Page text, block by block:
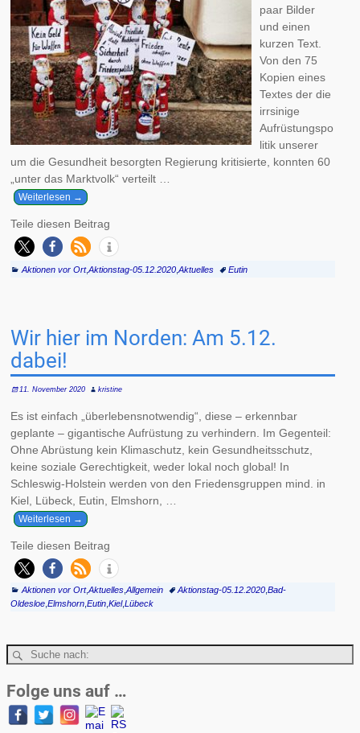
paar Bilder
und einen
kurzen Text.
Von den 75
Kopien eines
Textes der die
irrsinige
Aufrüstungspo
litik unserer
um die Gesundheit besorgten Regierung kritisierte, konnten 60
„unter das Marktvolk“ verteilt
Weiterlesen →
Teile diesen Beitrag
Aktionen vor Ort,Aktionstag-05.12.2020, Aktuelles Eutin
Wir hier im Norden: Am 5.12.
dabei!
11. November 2020 kristine
Es ist einfach „überlebensnotwendig“, diese – erkennbar
geplante – gigantische Aufrüstung zu verhindern. Im Gegenteil:
Ohne Abrüstung kein Klimaschutz, kein Gesundheitsschutz,
keine soziale Gerechtigkeit, weder lokal noch global! In
Schleswig-Holstein werden von den Friedensgruppen mind. in
Kiel, Lübeck, Eutin, Elmshorn,
Weiterlesen →
Teile diesen Beitrag
Aktionen vor Ort,Aktuelles, Allgemein Aktionstag-05.12.2020 ,Bad-
Oldesloe, Elmshorn, Eutin, Kiel,Lübeck
Folge uns auf …